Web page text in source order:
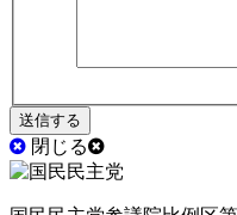
閉じる